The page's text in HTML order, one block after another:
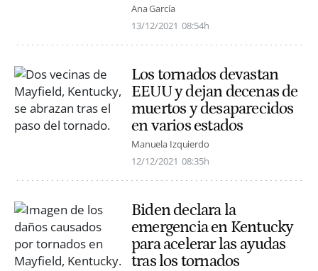
Ana García
13/12/2021 08:54h
Los tornados devastan
EEUU y dejan decenas de
muertos y desaparecidos
en varios estados
Manuela Izquierdo
12/12/2021 08:35h
Biden declara la
emergencia en Kentucky
para acelerar las ayudas
tras los tornados